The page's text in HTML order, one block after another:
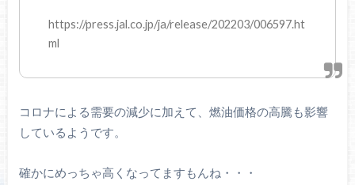
https://press.jal.co.jp/ja/release/202203/006597.ht
ml
コロナによる需要の減少に加えて、燃油価格の高騰も影響
しているようです。
確かにめっちゃ高くなってますもんね・・・